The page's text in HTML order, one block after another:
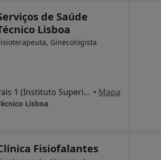
de Saúde
Lisboa
Ginecologista
Avenida Rovisco Pais 1 (Instituto Superior Técnico), Lisboa • Mapa
Lisboa
Fisiofalantes